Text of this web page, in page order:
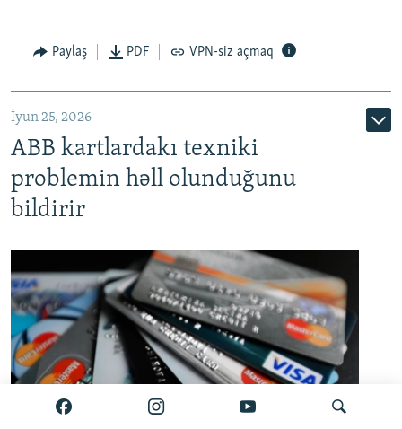
Auto 240p 360p 480p
720p 1080p
Paylaş PDF VPN-siz açmaq
İyun 25, 2026
ABB kartlardakı texniki
problemin həll olunduğunu
bildirir